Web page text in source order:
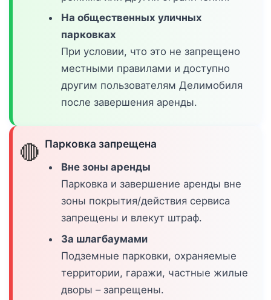
На общественных уличных
парковках
При условии, что это не запрещено
местными правилами и доступно
другим пользователям Делимобиля
после завершения аренды.
🔴 Парковка запрещена
Вне зоны аренды
Парковка и завершение аренды вне
зоны покрытия/действия сервиса
запрещены и влекут штраф.
За шлагбаумами
Подземные парковки, охраняемые
территории, гаражи, частные жилые
дворы – запрещены.